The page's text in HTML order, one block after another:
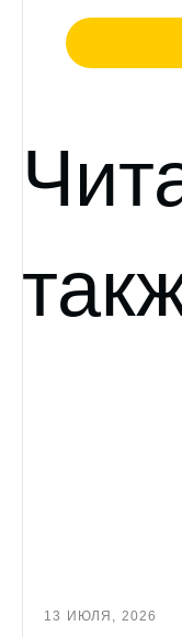
13 ИЮЛЯ, 2026